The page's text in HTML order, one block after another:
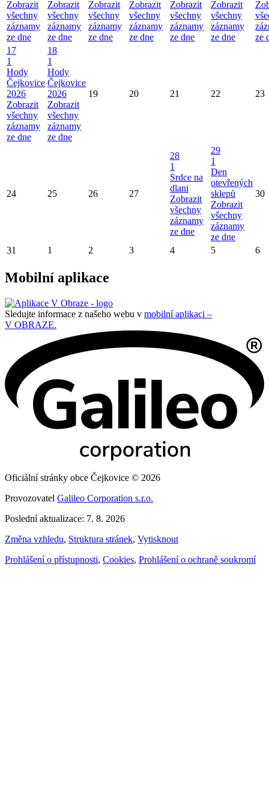
Zobrazit
všechny
záznamy
ze dne
Zobrazit
všechny
záznamy
ze dne
Zobrazit
všechny
záznamy
ze dne
Zobrazit
všechny
záznamy
ze dne
Zobrazit
všechny
záznamy
ze dne
Zobrazit
všechny
záznamy
ze dne
ze
17
1
Hody
Čejkovice
2026
Zobrazit
všechny
záznamy
ze dne
18
1
Hody
Čejkovice
2026
Zobrazit
všechny
záznamy
ze dne
19 20 21 22 23
24 25 26 27
28
1
Srdce na
dlani
Zobrazit
všechny
záznamy
ze dne
29
1
Den
otevřených
sklepů
Zobrazit
všechny
záznamy
ze dne
30
31 1 2 3 4 5 6
Mobilní aplikace
Sledujte informace z našeho webu v mobilní aplikaci –
V OBRAZE.
Oficiální stránky obce Čejkovice © 2026
Provozovatel Galileo Corporation s.r.o.
Poslední aktualizace: 7. 8. 2026
Změna vzhledu, Struktura stránek, Vytisknout
Prohlášení o přístupnosti, Cookies, Prohlášení o ochraně soukromí